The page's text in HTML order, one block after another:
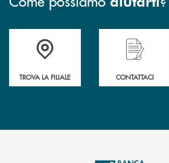
Accedi all' elenco completo&nbsp;
TROVA LA FILIALE
Hai bisogno di
CONTATTACI